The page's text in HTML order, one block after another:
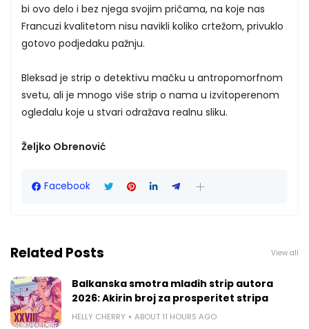
bi ovo delo i bez njega svojim pričama, na koje nas
Francuzi kvalitetom nisu navikli koliko crtežom, privuklo
gotovo podjedaku pažnju.
Bleksad je strip o detektivu mačku u antropomorfnom
svetu, ali je mnogo više strip o nama u izvitoperenom
ogledalu koje u stvari odražava realnu sliku.
Željko Obrenović
Facebook
Related Posts View all
Balkanska smotra mladih strip autora
2026: Akirin broj za prosperitet stripa
HELLY CHERRY ABOUT 11 HOURS AGO